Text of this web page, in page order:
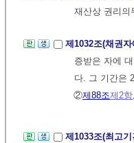
재산상 권리의
제1032조(채권
증받은 자에
다. 그 기간은
②제88조제2항
제1033조(최고